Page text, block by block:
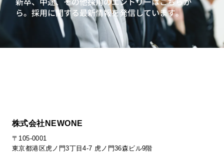
ら。採用に関する最新情報を発信しています。
株式会社NEWONE
〒105-0001
東京都港区虎ノ門3丁目4-7 虎ノ門36森ビル9階